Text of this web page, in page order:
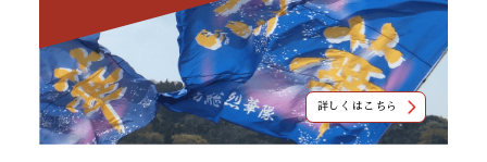
詳しくはこちら